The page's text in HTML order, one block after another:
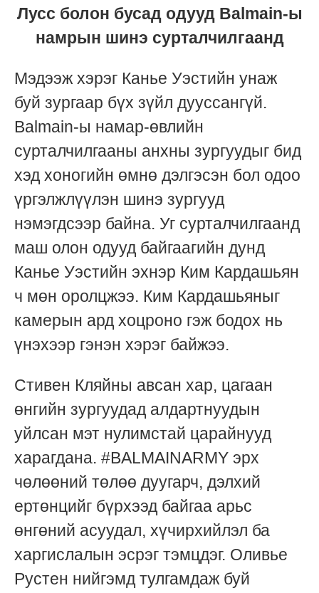
Лусс болон бусад одууд Balmain-ы
намрын шинэ сурталчилгаанд
Мэдээж хэрэг Канье Уэстийн унаж
буй зургаар бүх зүйл дууссангүй.
Balmain-ы намар-өвлийн
сурталчилгааны анхны зургуудыг бид
хэд хоногийн өмнө дэлгэсэн бол одоо
үргэлжлүүлэн шинэ зургууд
нэмэгдсээр байна. Уг сурталчилгаанд
маш олон одууд байгаагийн дунд
Канье Уэстийн эхнэр Ким Кардашьян
ч мөн оролцжээ. Ким Кардашьяныг
камерын ард хоцроно гэж бодох нь
үнэхээр гэнэн хэрэг байжээ.
Стивен Кляйны авсан хар, цагаан
өнгийн зургуудад алдартнуудын
уйлсан мэт нулимстай царайнууд
харагдана. #BALMAINARMY эрх
чөлөөний төлөө дуугарч, дэлхий
ертөнцийг бүрхээд байгаа арьс
өнгөний асуудал, хүчирхийлэл ба
харгислалын эсрэг тэмцдэг. Оливье
Рустен нийгэмд тулгамдаж буй